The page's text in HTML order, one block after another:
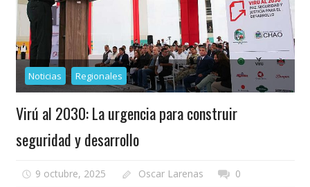
Noticias Regionales
Virú al 2030: La urgencia para construir
seguridad y desarrollo
9 octubre, 2025 Oscar Larenas 0